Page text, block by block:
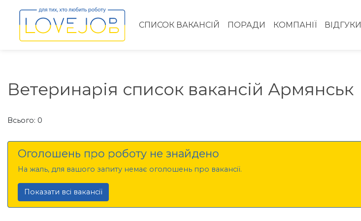
СПИСОК ВАКАНСІЙ ПОРАДИ КОМПАНІЇ ВІДГУКИ
Ветеринарія список вакансій Армянськ
Всього: 0
Оголошень про роботу не знайдено
На жаль, для вашого запиту немає оголошень про вакансії.
Показати всі вакансії